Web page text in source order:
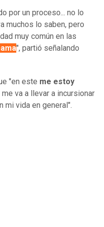
por un proceso... no lo
muchos lo saben, pero
muy común en las
", partió señalando
"en este me estoy
me va a llevar a incursionar
mi vida en general".